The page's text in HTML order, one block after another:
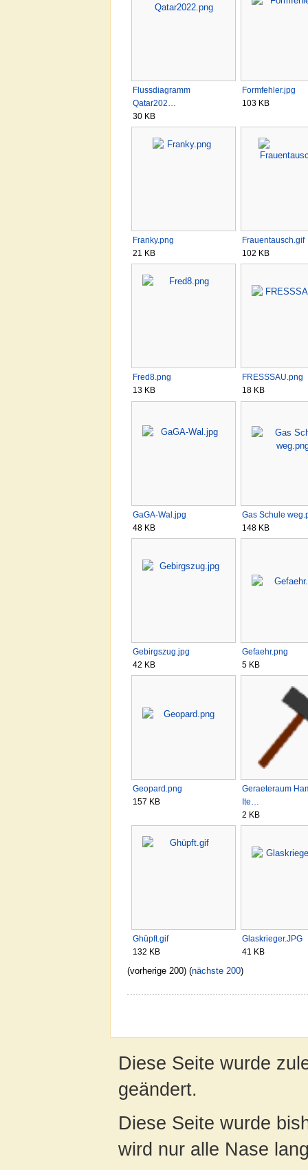
Flussdiagramm
Qatar202…
30 KB
Formfehler.jpg
103 KB
Franky.png
21 KB
Frauentausch.gif
102 KB
Fred8.png
13 KB
FRESSSAU.png
18 KB
GaGA-Wal.jpg
48 KB
Gas Schule
148 KB
Gebirgszug.jpg
42 KB
Gefaehr.png
5 KB
Geopard.png
157 KB
Geraeteraum
Ite…
2 KB
Ghüpft.gif
132 KB
Glaskrieger.JPG
41 KB
(vorherige 200) (nächste 200)
Diese Seite wurde
geändert.
Diese Seite wurde
wird nur alle Nase